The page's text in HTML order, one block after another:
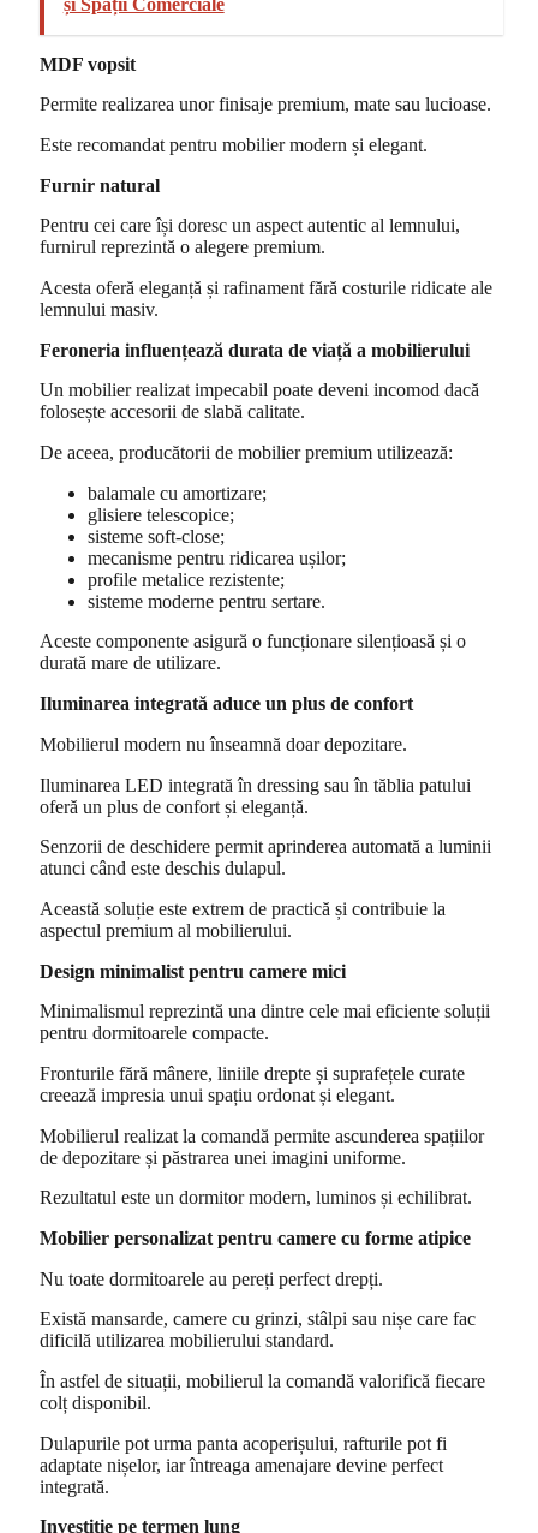
și Spații Comerciale
MDF vopsit
Permite realizarea unor finisaje premium, mate sau lucioase.
Este recomandat pentru mobilier modern și elegant.
Furnir natural
Pentru cei care își doresc un aspect autentic al lemnului,
furnirul reprezintă o alegere premium.
Acesta oferă eleganță și rafinament fără costurile ridicate ale
lemnului masiv.
Feroneria influențează durata de viață a mobilierului
Un mobilier realizat impecabil poate deveni incomod dacă
folosește accesorii de slabă calitate.
De aceea, producătorii de mobilier premium utilizează:
balamale cu amortizare;
glisiere telescopice;
sisteme soft-close;
mecanisme pentru ridicarea ușilor;
profile metalice rezistente;
sisteme moderne pentru sertare.
Aceste componente asigură o funcționare silențioasă și o
durată mare de utilizare.
Iluminarea integrată aduce un plus de confort
Mobilierul modern nu înseamnă doar depozitare.
Iluminarea LED integrată în dressing sau în tăblia patului
oferă un plus de confort și eleganță.
Senzorii de deschidere permit aprinderea automată a luminii
atunci când este deschis dulapul.
Această soluție este extrem de practică și contribuie la
aspectul premium al mobilierului.
Design minimalist pentru camere mici
Minimalismul reprezintă una dintre cele mai eficiente soluții
pentru dormitoarele compacte.
Fronturile fără mânere, liniile drepte și suprafețele curate
creează impresia unui spațiu ordonat și elegant.
Mobilierul realizat la comandă permite ascunderea spațiilor
de depozitare și păstrarea unei imagini uniforme.
Rezultatul este un dormitor modern, luminos și echilibrat.
Mobilier personalizat pentru camere cu forme atipice
Nu toate dormitoarele au pereți perfect drepți.
Există mansarde, camere cu grinzi, stâlpi sau nișe care fac
dificilă utilizarea mobilierului standard.
În astfel de situații, mobilierul la comandă valorifică fiecare
colț disponibil.
Dulapurile pot urma panta acoperișului, rafturile pot fi
adaptate nișelor, iar întreaga amenajare devine perfect
integrată.
Investiție pe termen lung